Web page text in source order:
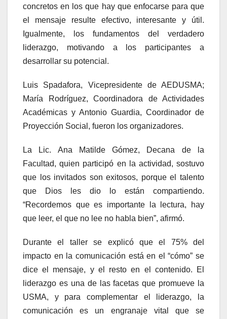
concretos en los que hay que enfocarse para que
el mensaje resulte efectivo, interesante y útil.
Igualmente, los fundamentos del verdadero
liderazgo, motivando a los participantes a
desarrollar su potencial.
Luis Spadafora, Vicepresidente de AEDUSMA;
María Rodríguez, Coordinadora de Actividades
Académicas y Antonio Guardia, Coordinador de
Proyección Social, fueron los organizadores.
La Lic. Ana Matilde Gómez, Decana de la
Facultad, quien participó en la actividad, sostuvo
que los invitados son exitosos, porque el talento
que Dios les dio lo están compartiendo.
“Recordemos que es importante la lectura, hay
que leer, el que no lee no habla bien”, afirmó.
Durante el taller se explicó que el 75% del
impacto en la comunicación está en el “cómo” se
dice el mensaje, y el resto en el contenido. El
liderazgo es una de las facetas que promueve la
USMA, y para complementar el liderazgo, la
comunicación es un engranaje vital que se